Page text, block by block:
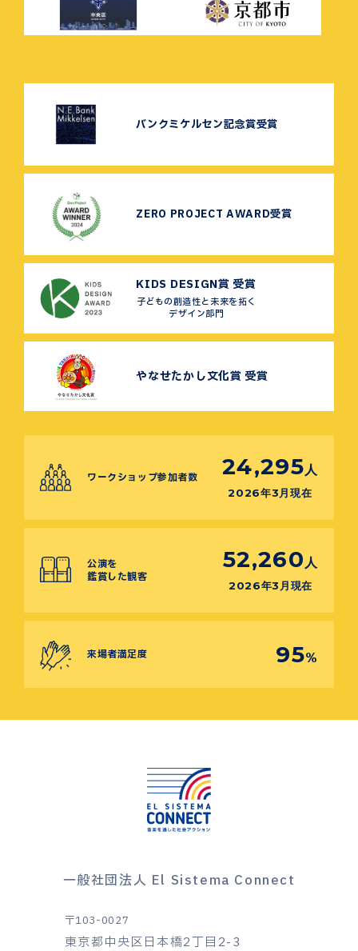
バンクミケルセン記念賞受賞
ZERO PROJECT AWARD受賞
KIDS DESIGN賞 受賞
子どもの創造性と未来を拓く
デザイン部門
やなせたかし文化賞 受賞
ワークショップ参加者数 24,295 人
2026年3月現在
公演を
鑑賞した観客
52,260 人
2026年3月現在
来場者満足度 95%
一般社団法人 El Sistema Connect
〒103-0027
東京都中央区日本橋2丁目2-3